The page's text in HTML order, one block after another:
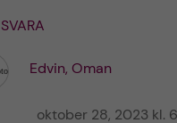
SVARA
Edvin, Oman
oktober 28, 2023 kl.